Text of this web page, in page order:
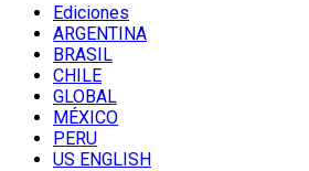
Ediciones
ARGENTINA
BRASIL
CHILE
GLOBAL
MÉXICO
PERU
US ENGLISH